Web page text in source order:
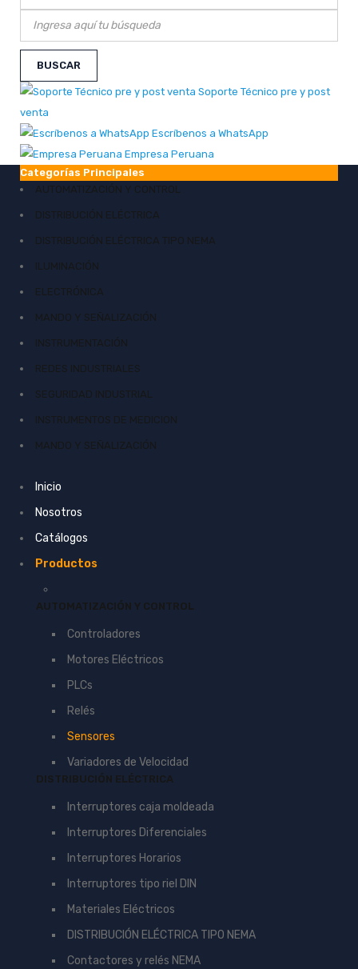
Soporte Técnico pre y post
venta
Escríbenos a WhatsApp
Empresa Peruana
Categorías Principales
AUTOMATIZACIÓN Y CONTROL
DISTRIBUCIÓN ELÉCTRICA
DISTRIBUCIÓN ELÉCTRICA TIPO NEMA
ILUMINACIÓN
ELECTRÓNICA
MANDO Y SEÑALIZACIÓN
INSTRUMENTACIÓN
REDES INDUSTRIALES
SEGURIDAD INDUSTRIAL
INSTRUMENTOS DE MEDICION
MANDO Y SEÑALIZACIÓN
Inicio
Nosotros
Catálogos
Productos
AUTOMATIZACIÓN Y CONTROL
Controladores
Motores Eléctricos
PLCs
Relés
Sensores
Variadores de Velocidad
DISTRIBUCIÓN ELÉCTRICA
Interruptores caja moldeada
Interruptores Diferenciales
Interruptores Horarios
Interruptores tipo riel DIN
Materiales Eléctricos
DISTRIBUCIÓN ELÉCTRICA TIPO NEMA
Contactores y relés NEMA